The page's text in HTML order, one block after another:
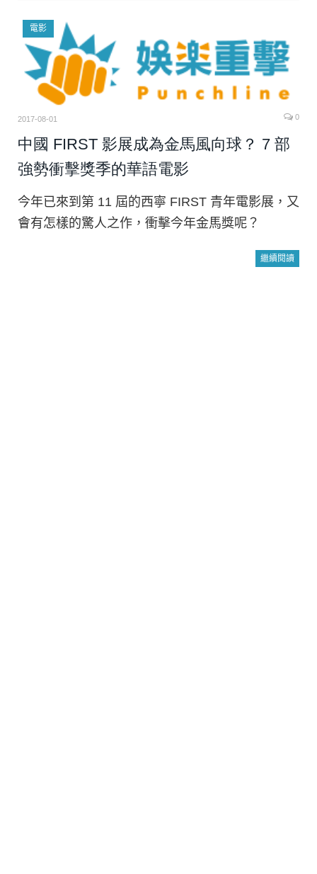
電影
2017-08-01 0
中國 FIRST 影展成為金馬風向球？ 7 部
強勢衝擊獎季的華語電影
今年已來到第 11 屆的西寧 FIRST 青年電影展，又
會有怎樣的驚人之作，衝擊今年金馬獎呢？
繼續閱讀